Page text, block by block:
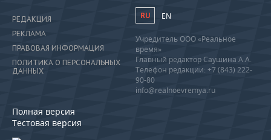
РЕДАКЦИЯ
РЕКЛАМА
ПРАВОВАЯ ИНФОРМАЦИЯ
ПОЛИТИКА О ПЕРСОНАЛЬНЫХ
ДАННЫХ
Полная версия
Тестовая версия
RU EN
Учредитель ООО «Реальное
время»
Главный редактор Саушина А.А.
Телефон редакции: +7 (843) 222-
90-80
info@realnoevremya.ru